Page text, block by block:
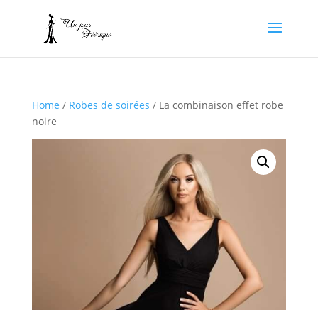
Home / Robes de soirées / La combinaison effet robe
noire